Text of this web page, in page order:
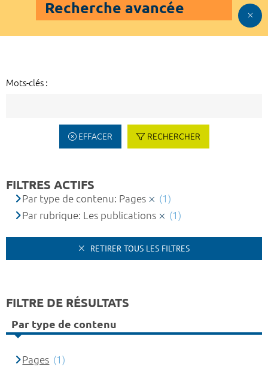
Recherche avancée
Mots-clés :
EFFACER RECHERCHER
FILTRES ACTIFS
Par type de contenu: Pages
(1)
Par rubrique: Les publications
(1)
RETIRER TOUS LES FILTRES
FILTRE DE RÉSULTATS
Par type de contenu
Pages (1)